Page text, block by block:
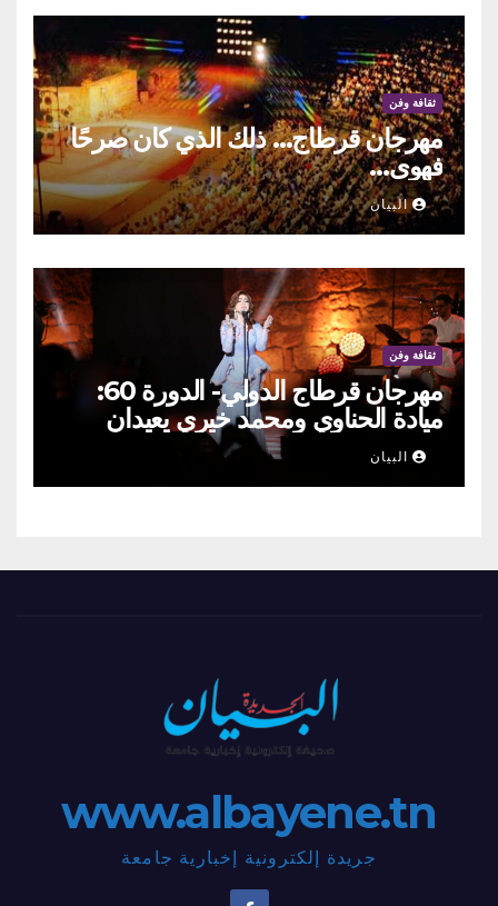
ثقافة وفن
مهرجان قرطاج… ذلك الذي كان صرحًا
فهوى…
البيان
ثقافة وفن
مهرجان قرطاج الدولي- الدورة 60:
ميادة الحناوي ومحمد خيري يعيدان
الطرب السوري إلى ركح قرطاج
البيان
www.albayene.tn
جريدة إلكترونية إخبارية جامعة